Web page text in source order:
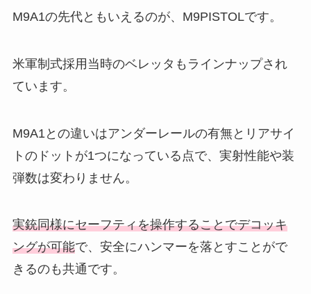
M9A1の先代ともいえるのが、M9PISTOLです。
米軍制式採用当時のベレッタもラインナップされ
ています。
M9A1との違いはアンダーレールの有無とリアサイ
トのドットが1つになっている点で、実射性能や装
弾数は変わりません。
実銃同様にセーフティを操作することでデコッキ
ングが可能で、安全にハンマーを落とすことがで
きるのも共通です。